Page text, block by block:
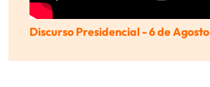
Discurso Presidencial - 6 de Agosto